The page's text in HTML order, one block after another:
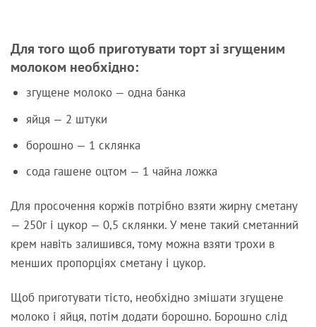
Для того щоб приготувати торт зі згущеним
молоком необхідно:
згущене молоко — одна банка
яйця — 2 штуки
борошно — 1 склянка
сода гашене оцтом — 1 чайна ложка
Для просочення коржів потрібно взяти жирну сметану
— 250г і цукор — 0,5 склянки. У мене такий сметанний
крем навіть залишився, тому можна взяти трохи в
менших пропорціях сметану і цукор.
Щоб приготувати тісто, необхідно змішати згущене
молоко і яйця, потім додати борошно. Борошно слід